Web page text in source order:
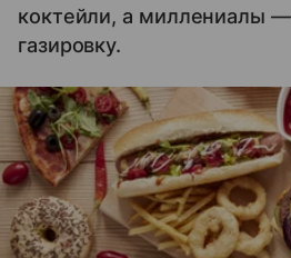
коктейли, а миллениалы
газировку.